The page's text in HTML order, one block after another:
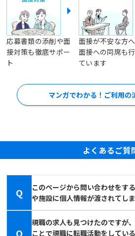
応募書類の添削や面
接対策も徹底サポー
ト
面接が不安な方へ
面接への同席も
ています
マンガでわかる！ご利用の
よくあるご質
Q
このページから問い合わせをす
や施設に個人情報が渡されてし
Q
現職の求人も見つけたのですが
ことで現職に転職活動をしてい